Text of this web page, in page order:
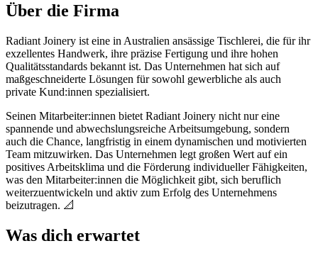
Über die Firma
Radiant Joinery ist eine in Australien ansässige Tischlerei, die für ihr
exzellentes Handwerk, ihre präzise Fertigung und ihre hohen
Qualitätsstandards bekannt ist. Das Unternehmen hat sich auf
maßgeschneiderte Lösungen für sowohl gewerbliche als auch
private Kund:innen spezialisiert.
Seinen Mitarbeiter:innen bietet Radiant Joinery nicht nur eine
spannende und abwechslungsreiche Arbeitsumgebung, sondern
auch die Chance, langfristig in einem dynamischen und motivierten
Team mitzuwirken. Das Unternehmen legt großen Wert auf ein
positives Arbeitsklima und die Förderung individueller Fähigkeiten,
was den Mitarbeiter:innen die Möglichkeit gibt, sich beruflich
weiterzuentwickeln und aktiv zum Erfolg des Unternehmens
beizutragen. 📐
Was dich erwartet